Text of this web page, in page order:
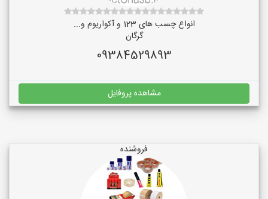
انواع چسب های 123 و آکواریوم و...
گرگان
09384529893
مشاهده پروفایل
فروشنده